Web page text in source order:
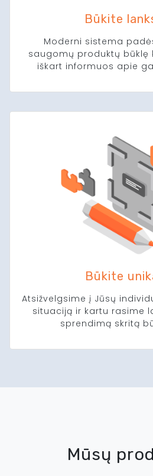
Būkite
Moderni sistema
saugomų produktų būklę
iškart informuos apie
Būkite
Atsižvelgsime į Jūsų
situaciją ir kartu rasime
sprendimą skritą
Mūsų